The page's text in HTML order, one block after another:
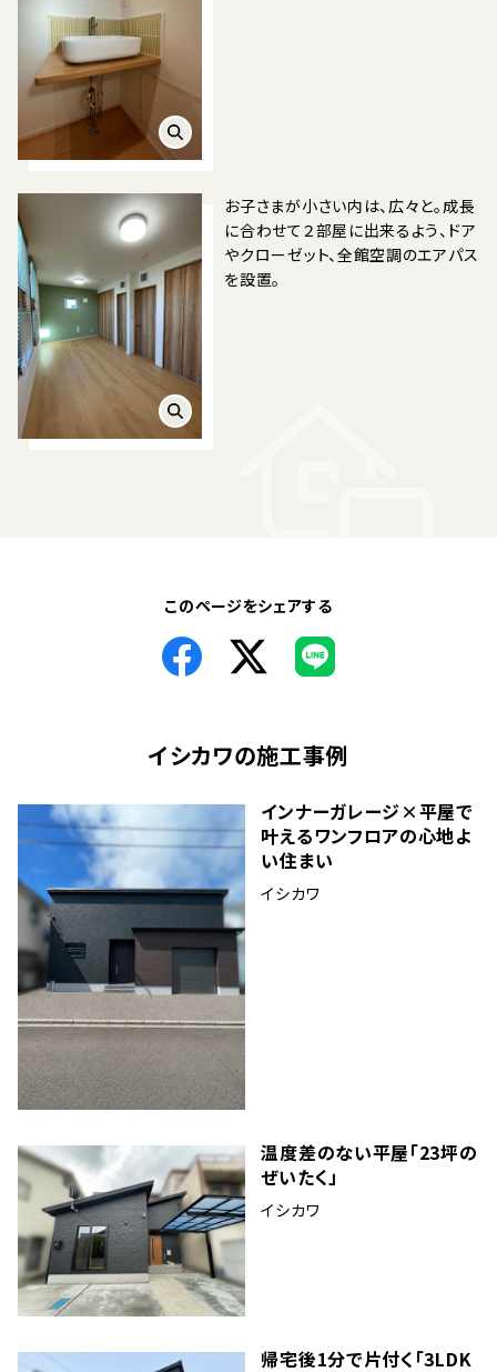
お子さまが小さい内は、広々と。成長
に合わせて２部屋に出来るよう、ドア
やクローゼット、全館空調のエアパス
を設置。
このページをシェアする
イシカワの施工事例
インナーガレージ×平屋で
叶えるワンフロアの心地よ
い住まい
イシカワ
温度差のない平屋「23坪の
ぜいたく」
イシカワ
帰宅後1分で片付く「3LDK